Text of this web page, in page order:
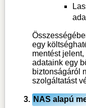
egy
mentést
adataink egy
biztonságáról
szolgáltatást
NAS alapú